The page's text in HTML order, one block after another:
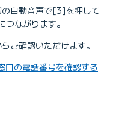
の自動音声で[3]を押して
ながります。
ご確認いただけます。
口の電話番号を確認する